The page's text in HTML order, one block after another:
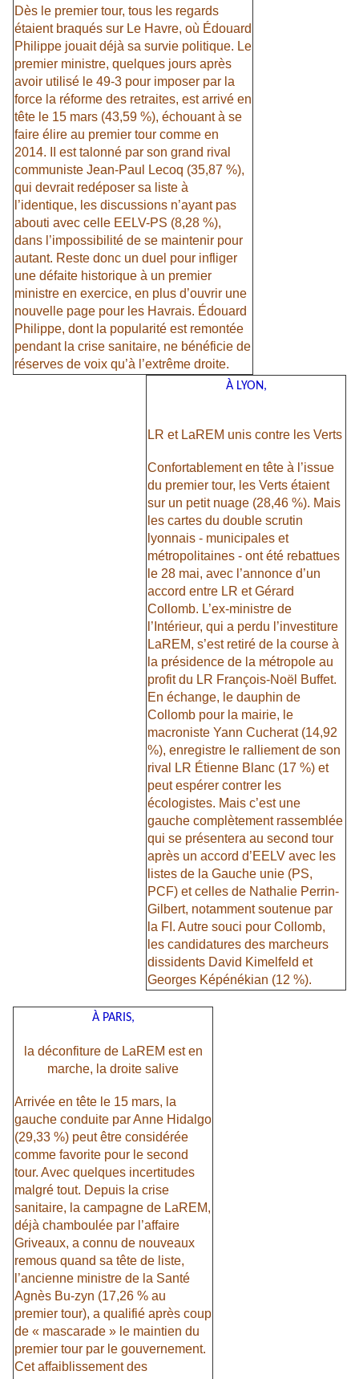
Dès le premier tour, tous les regards
étaient braqués sur Le Havre, où Édouard
Philippe jouait déjà sa survie politique. Le
premier ministre, quelques jours après
avoir utilisé le 49-3 pour imposer par la
force la réforme des retraites, est arrivé en
tête le 15 mars (43,59 %), échouant à se
faire élire au premier tour comme en
2014. II est talonné par son grand rival
communiste Jean-Paul Lecoq (35,87 %),
qui devrait redéposer sa liste à
l’identique, les discussions n’ayant pas
abouti avec celle EELV-PS (8,28 %),
dans l’impossibilité de se maintenir pour
autant. Reste donc un duel pour infliger
une défaite historique à un premier
ministre en exercice, en plus d’ouvrir une
nouvelle page pour les Havrais. Édouard
Philippe, dont la popularité est remontée
pendant la crise sanitaire, ne bénéficie de
réserves de voix qu’à l’extrême droite.
À LYON,
LR et LaREM unis contre les Verts
Confortablement en tête à l’issue
du premier tour, les Verts étaient
sur un petit nuage (28,46 %). Mais
les cartes du double scrutin
lyonnais - municipales et
métropolitaines - ont été rebattues
le 28 mai, avec l’annonce d’un
accord entre LR et Gérard
Collomb. L’ex-ministre de
l’Intérieur, qui a perdu l’investiture
LaREM, s’est retiré de la course à
la présidence de la métropole au
profit du LR François-Noël Buffet.
En échange, le dauphin de
Collomb pour la mairie, le
macroniste Yann Cucherat (14,92
%), enregistre le ralliement de son
rival LR Étienne Blanc (17 %) et
peut espérer contrer les
écologistes. Mais c’est une
gauche complètement rassemblée
qui se présentera au second tour
après un accord d’EELV avec les
listes de la Gauche unie (PS,
PCF) et celles de Nathalie Perrin-
Gilbert, notamment soutenue par
la FI. Autre souci pour Collomb,
les candidatures des marcheurs
dissidents David Kimelfeld et
Georges Képénékian (12 %).
À PARIS,
la déconfiture de LaREM est en
marche, la droite salive
Arrivée en tête le 15 mars, la
gauche conduite par Anne Hidalgo
(29,33 %) peut être considérée
comme favorite pour le second
tour. Avec quelques incertitudes
malgré tout. Depuis la crise
sanitaire, la campagne de LaREM,
déjà chamboulée par l’affaire
Griveaux, a connu de nouveaux
remous quand sa tête de liste,
l’ancienne ministre de la Santé
Agnès Bu-zyn (17,26 % au
premier tour), a qualifié après coup
de « mascarade » le maintien du
premier tour par le gouvernement.
Cet affaiblissement des